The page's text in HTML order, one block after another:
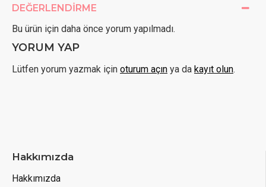
DEĞERLENDIRME
Bu ürün için daha önce yorum yapılmadı.
YORUM YAP
Lütfen yorum yazmak için oturum açın ya da kayıt olun.
Hakkımızda
Hakkımızda